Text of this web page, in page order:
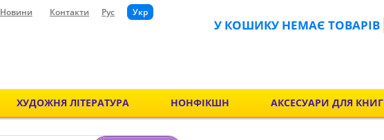
Новини Контакти Рус Укр
У КОШИКУ НЕМАЄ ТОВАРІВ
ХУДОЖНЯ ЛІТЕРАТУРА НОНФІКШН АКСЕСУАРИ ДЛЯ КНИГ